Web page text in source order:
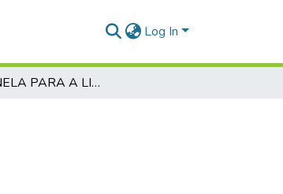
Log In
UMA JANELA PARA A LIBERDADE DE EXPRESSÃO